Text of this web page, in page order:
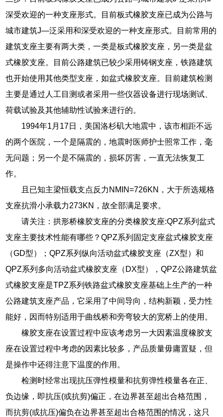
深受欢迎的一种支座形式。目前板式橡胶支座已成为公路与
城市建筑J—泛采用和深受欢迎的一种支座形式。目前常用的
建筑支座主要有两大类，一类是板式橡胶支座，另一类是盆
式橡胶支座。目前公路建筑已较少采用铸钢支座，铁路建筑
也开始使用其他类型支座，如盆式橡胶支座。目前建筑检测
主要是通过人工目测或者采用一些仪器设备进行现场测试、
荷载试验及其他辅助性试验来进行的。
1994年1月17日，美国洛杉矶大地震中，该市相距不远
的两个医院，一个是隔震的，地震时医师护士照常工作，毫
无问题；另一个是不隔震的，损坏厉害，一直无法恢复工
作。
且已知主梁恒载支点反力NMIN=726KN，大于所选规格
支座抗滑小承载力273KN，故全部满足要求。
请关注：拱形桥橡胶支座的分类橡胶支座:QPZ系列盆式
支座主要技术性能有哪些？QPZ系列固定支座盆式橡胶支座
（GD型）；QPZ系列纵向活动盆式橡胶支座（ZX型）和
QPZ系列多向活动盆式橡胶支座（DX型），QPZ公路建筑盆
式橡胶支座是TPZ系列铁路盆式橡胶支座基础上生产的一种
公路建筑支座产品，它采用了中间导向，结构新颖，受力性
能好，因而特别适用于曲线桥和旁弯较大的宽桥上的使用。
橡胶支座在设置过程中应该考虑另一大因素温度橡胶支
座在设置过程中考虑的因素比较多，产品质量毋庸置疑，但
是操作中还得注意下温度的作用。
检测时经常出现抗压弹性模量和抗剪弹性模量各在正、
负边缘，即抗压(或抗剪)偏正，在边界甚至超出合格范围，
而抗剪(或抗压)偏负在边界甚至超出合格范围的情况，这只